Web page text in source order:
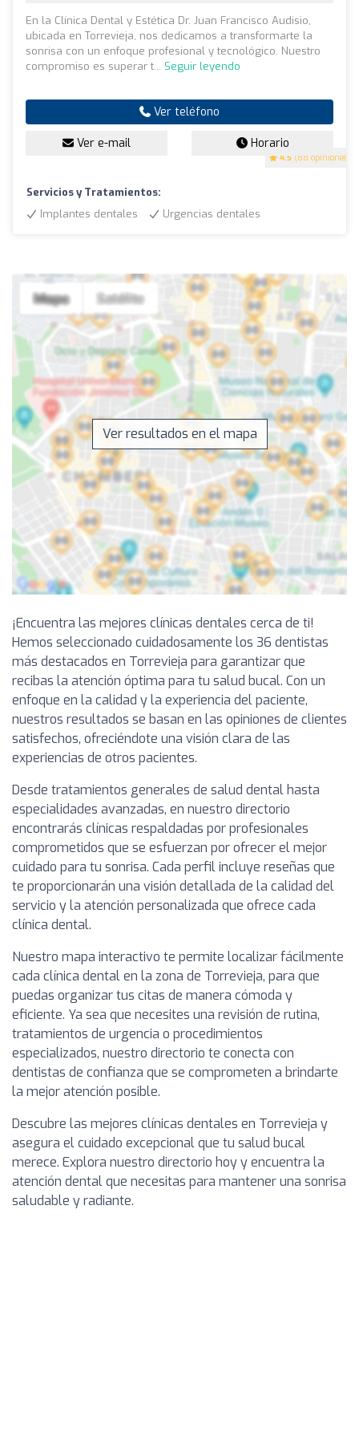
4.5 (88 opiniones)
En la Clínica Dental y Estética Dr. Juan Francisco Audisio,
ubicada en Torrevieja, nos dedicamos a transformarte la
sonrisa con un enfoque profesional y tecnológico. Nuestro
compromiso es superar t... Seguir leyendo
Ver teléfono
Ver e-mail Horario
Servicios y Tratamientos:
Implantes dentales
Urgencias dentales
Ver resultados en el mapa
¡Encuentra las mejores clínicas dentales cerca de ti!
Hemos seleccionado cuidadosamente los 36 dentistas
más destacados en Torrevieja para garantizar que
recibas la atención óptima para tu salud bucal. Con un
enfoque en la calidad y la experiencia del paciente,
nuestros resultados se basan en las opiniones de clientes
satisfechos, ofreciéndote una visión clara de las
experiencias de otros pacientes.
Desde tratamientos generales de salud dental hasta
especialidades avanzadas, en nuestro directorio
encontrarás clínicas respaldadas por profesionales
comprometidos que se esfuerzan por ofrecer el mejor
cuidado para tu sonrisa. Cada perfil incluye reseñas que
te proporcionarán una visión detallada de la calidad del
servicio y la atención personalizada que ofrece cada
clínica dental.
Nuestro mapa interactivo te permite localizar fácilmente
cada clínica dental en la zona de Torrevieja, para que
puedas organizar tus citas de manera cómoda y
eficiente. Ya sea que necesites una revisión de rutina,
tratamientos de urgencia o procedimientos
especializados, nuestro directorio te conecta con
dentistas de confianza que se comprometen a brindarte
la mejor atención posible.
Descubre las mejores clínicas dentales en Torrevieja y
asegura el cuidado excepcional que tu salud bucal
merece. Explora nuestro directorio hoy y encuentra la
atención dental que necesitas para mantener una sonrisa
saludable y radiante.